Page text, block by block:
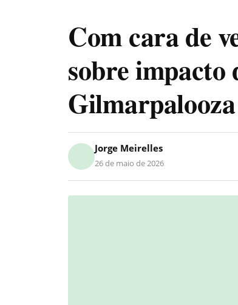
Com cara de
sobre impacto
Gilmarpalooza
Jorge Meirelles
26 de maio de 2026